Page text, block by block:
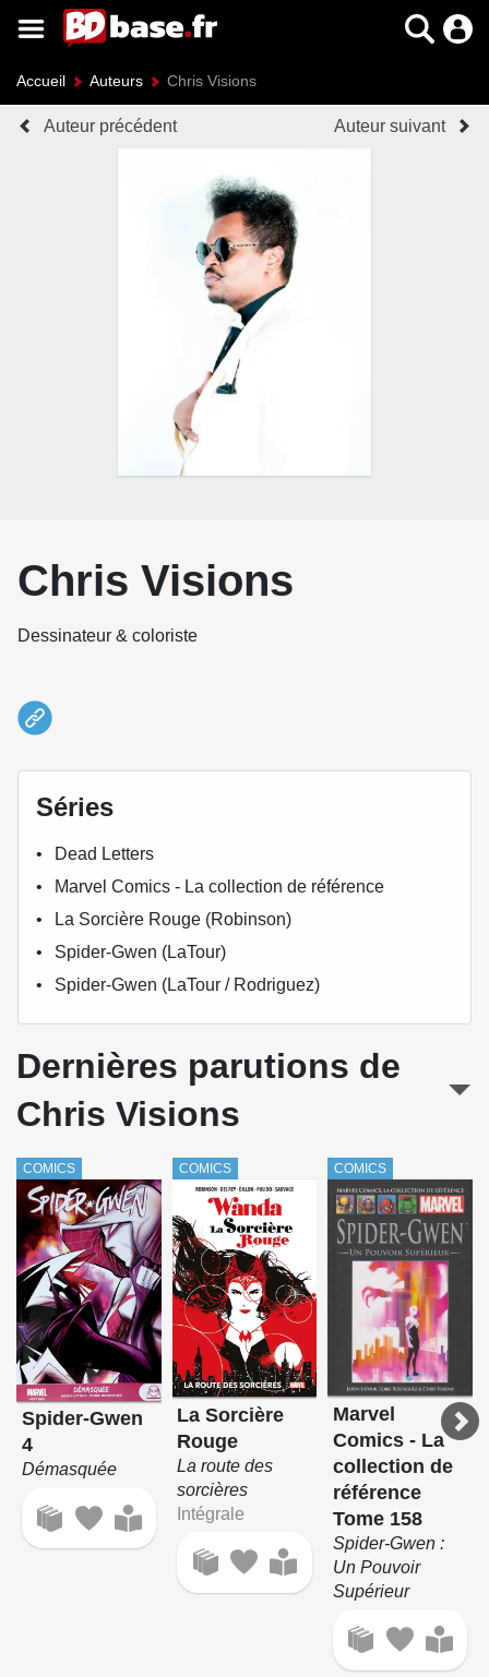
Accueil Auteurs Chris Visions
Auteur précédent Auteur suivant
Chris Visions
Dessinateur & coloriste
Séries
Dead Letters
Marvel Comics - La collection de référence
La Sorcière Rouge (Robinson)
Spider-Gwen (LaTour)
Spider-Gwen (LaTour / Rodriguez)
Dernières parutions de
Chris Visions
COMICS
Spider-Gwen
4
Démasquée
COMICS
La Sorcière
Rouge
La route des
sorcières
Intégrale
COMICS
Marvel
Comics - La
collection de
référence
Tome 158
Spider-Gwen :
Un Pouvoir
Supérieur